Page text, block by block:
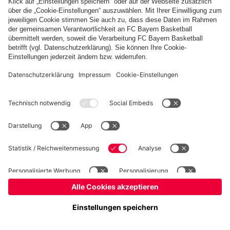
Kinder- und Jugendschutz Hinweisgebersystem FAQ Kontakt
Verträge hier kündigen Cookie-Einstellungen